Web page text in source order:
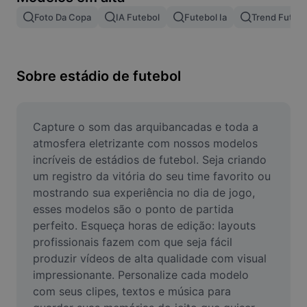
Remover plano de fundo de imagem
Melhorar Imagem
Editar Imagem Online
Criador de Memes
AI Text Remover
AI People Remover
AI Inpainting
Face Cutout
Foto Da Copa IA Futebol Futebol Ia Trend
Sobre estádio de futebol
Capture o som das arquibancadas e toda a
atmosfera eletrizante com nossos modelos
incríveis de estádios de futebol. Seja criando
um registro da vitória do seu time favorito ou
mostrando sua experiência no dia de jogo,
esses modelos são o ponto de partida
perfeito. Esqueça horas de edição: layouts
profissionais fazem com que seja fácil
produzir vídeos de alta qualidade com visual
impressionante. Personalize cada modelo
com seus clipes, textos e música para